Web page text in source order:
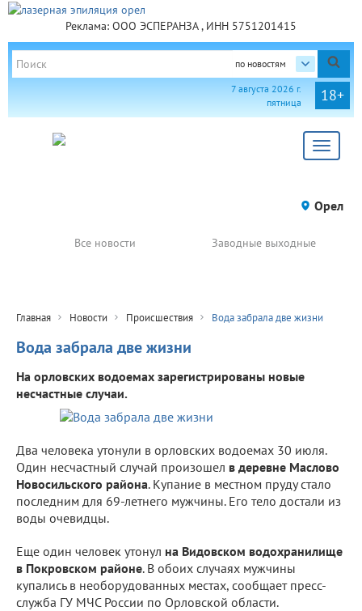
Реклама: ООО ЭСПЕРАНЗА , ИНН 5751201415
по новостям
18+
7 августа 2026 г.
пятница
Toggle
Орел
Все новости Заводные выходные
Главная Новости Происшествия Вода забрала две жизни
Вода забрала две жизни
На орловских водоемах зарегистрированы новые
несчастные случаи.
Два человека утонули в орловских водоемах 30 июля.
Один несчастный случай произошел в деревне Маслово
Новосильского района. Купание в местном пруду стало
последним для 69-летнего мужчины. Его тело достали из
воды очевидцы.
Еще один человек утонул на Видовском водохранилище
в Покровском районе. В обоих случаях мужчины
купались в необорудованных местах, сообщает пресс-
служба ГУ МЧС России по Орловской области.